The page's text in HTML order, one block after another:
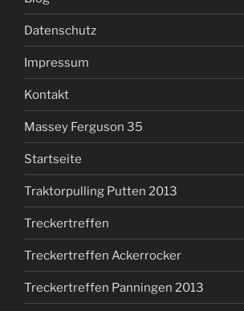
Datenschutz
Impressum
Kontakt
Massey Ferguson 35
Startseite
Traktorpulling Putten 2013
Treckertreffen
Treckertreffen Ackerrocker
Treckertreffen Panningen 2013